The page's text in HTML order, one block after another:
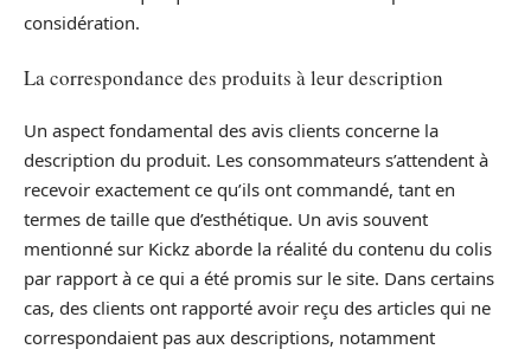
considération.
La correspondance des produits à leur description
Un aspect fondamental des avis clients concerne la
description du produit. Les consommateurs s’attendent à
recevoir exactement ce qu’ils ont commandé, tant en
termes de taille que d’esthétique. Un avis souvent
mentionné sur Kickz aborde la réalité du contenu du colis
par rapport à ce qui a été promis sur le site. Dans certains
cas, des clients ont rapporté avoir reçu des articles qui ne
correspondaient pas aux descriptions, notamment